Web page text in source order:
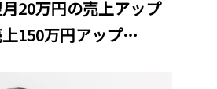
20万円の売上アップ
150万円アップ…